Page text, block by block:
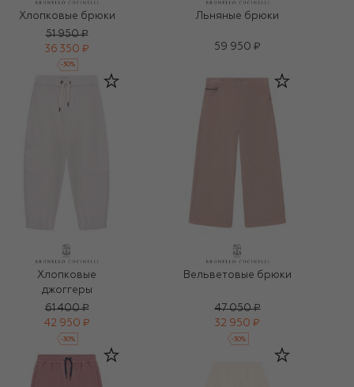
Хлопковые брюки
51 950 ₽
36 350 ₽
-30%
Льняные брюки
59 950 ₽
Хлопковые
джоггеры
61 400 ₽
42 950 ₽
-30%
Вельветовые брюки
47 050 ₽
32 950 ₽
-30%